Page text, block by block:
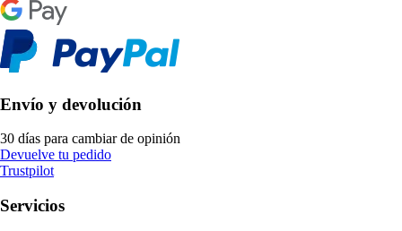
Envío y devolución
30 días para cambiar de opinión
Devuelve tu pedido
Trustpilot
Servicios